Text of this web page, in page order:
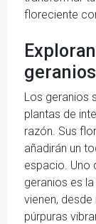
floreciente
Los geranios
plantas de
razón. Sus
añadirán un
espacio. Uno
geranios es
vienen,
púrpuras